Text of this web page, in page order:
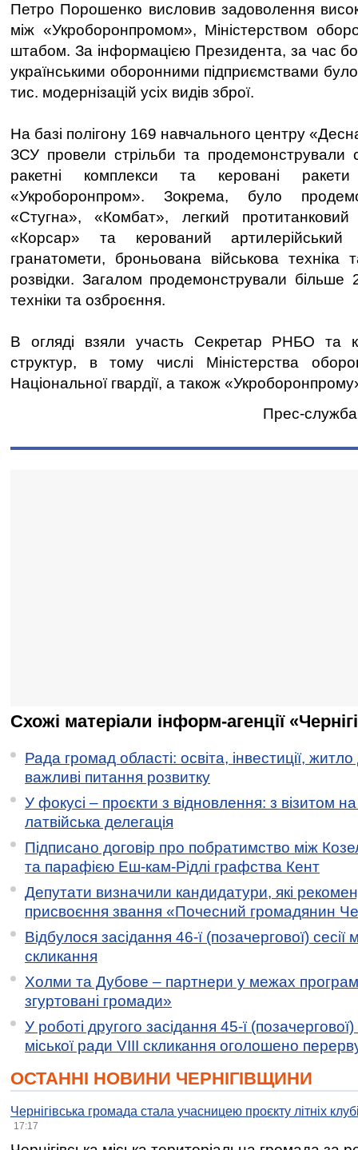
Петро Порошенко висловив задоволення
між «Укроборонпромом», Міністерством
штабом. За інформацією Президента, за час
українськими оборонними підприємствами
тис. модернізацій усіх видів зброї.
На базі полігону 169 навчального центру
ЗСУ провели стрільби та продемонстрували
ракетні комплекси та керовані
«Укроборонпром». Зокрема, було
«Стугна», «Комбат», легкий
«Корсар» та керований артилерійський
гранатомети, броньована військова техніка
розвідки. Загалом продемонстрували більше
техніки та озброєння.
В огляді взяли участь Секретар РНБО та
структур, в тому числі Міністерства
Національної гвардії, а також
Прес-
Схожі матеріали інформ-агенції
Рада громад області: освіта, інвестиції,
важливі питання розвитку
У фокусі – проєкти з відновлення: з візитом
латвійська делегація
Підписано договір про побратимство між
та парафією Еш-кам-Рідлі графства Кент
Депутати визначили кандидатури, які
присвоєння звання «Почесний громадянин
Відбулося засідання 46-ї (позачергової) сесії
скликання
Холми та Дубове – партнери у межах
згуртовані громади»
У роботі другого засідання 45-ї (позачергової)
міської ради VIII скликання оголошено
ОСТАННІ НОВИНИ ЧЕРНІГІВЩИНИ
Чернігівська громада стала учасницею проєкту літніх
17:17